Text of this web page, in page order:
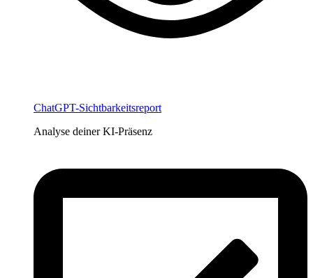
ChatGPT-Sichtbarkeitsreport
Analyse deiner KI-Präsenz